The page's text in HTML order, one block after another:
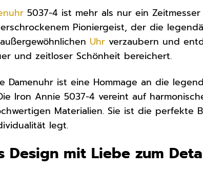
5037-4 ist mehr als nur ein
Pioniergeist, der die
Uhr verzaubern und
und zeitloser Schönheit bereichert.
Damenuhr ist eine Hommage an die
Iron Annie 5037-4 vereint auf
Materialien. Sie ist die perfekte
legt.
Design mit Liebe zum